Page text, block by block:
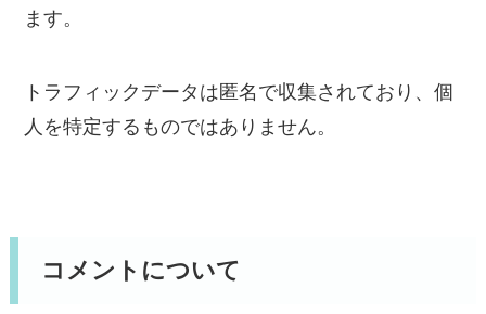
ます。
トラフィックデータは匿名で収集されており、個
人を特定するものではありません。
コメントについて